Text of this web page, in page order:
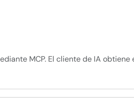
MCP. El cliente de IA obtiene